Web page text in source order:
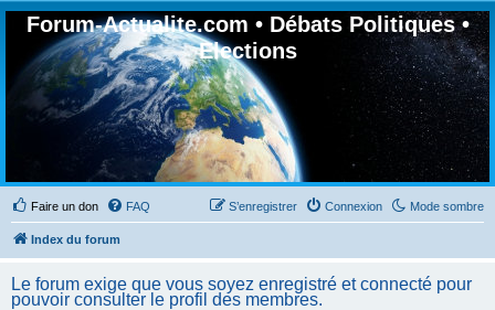
Forum-Actualite.com • Débats Politiques •
Elections
Faire un don Mode sombre
FAQ Connexion
S’enregistrer
Index du forum
Le forum exige que vous soyez enregistré et connecté pour
pouvoir consulter le profil des membres.